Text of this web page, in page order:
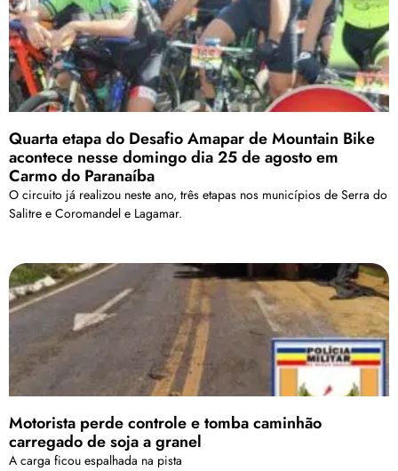
Quarta etapa do Desafio Amapar de Mountain Bike
acontece nesse domingo dia 25 de agosto em
Carmo do Paranaíba
O circuito já realizou neste ano, três etapas nos municípios de Serra do
Salitre e Coromandel e Lagamar.
Motorista perde controle e tomba caminhão
carregado de soja a granel
A carga ficou espalhada na pista